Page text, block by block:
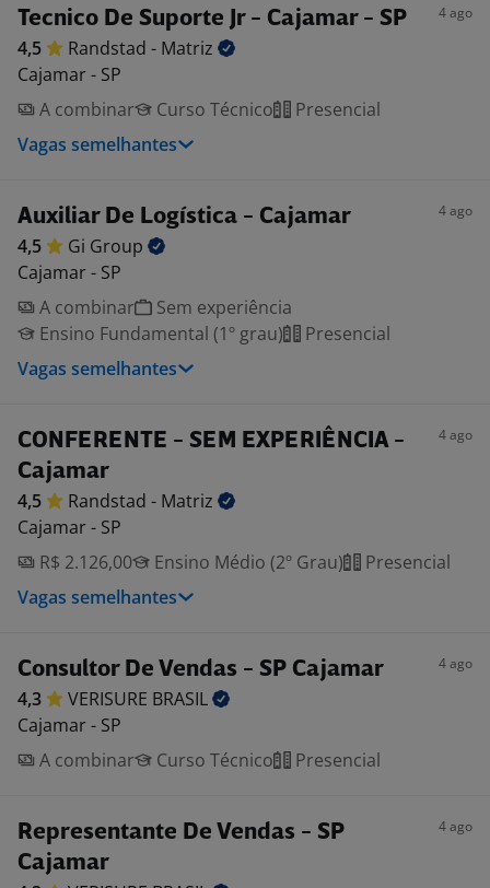
Tecnico De Suporte Jr - Cajamar - SP 4 ago
4,5 Randstad - Matriz
Cajamar - SP
A combinar
Curso Técnico
Presencial
Vagas semelhantes
Auxiliar De Logística - Cajamar 4 ago
4,5 Gi Group
Cajamar - SP
A combinar
Sem experiência
Ensino Fundamental (1º grau)
Presencial
Vagas semelhantes
CONFERENTE - SEM EXPERIÊNCIA -
Cajamar
4 ago
4,5 Randstad - Matriz
Cajamar - SP
R$ 2.126,00
Ensino Médio (2º Grau)
Presencial
Vagas semelhantes
Consultor De Vendas - SP Cajamar 4 ago
4,3 VERISURE BRASIL
Cajamar - SP
A combinar
Curso Técnico Presencial
Representante De Vendas - SP
Cajamar
4 ago